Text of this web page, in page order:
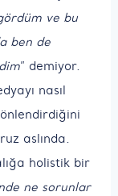
ve bu
ben de
” demiyor.
nasıl
aslında.
holistik bir
ne sorunlar